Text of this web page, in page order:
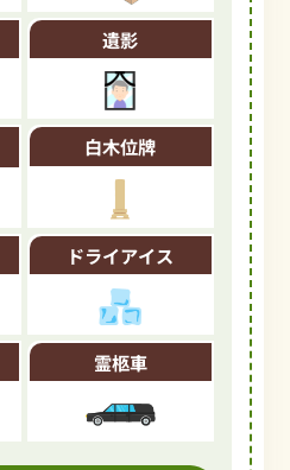
遺影
白木位牌
ドライアイス
霊柩車